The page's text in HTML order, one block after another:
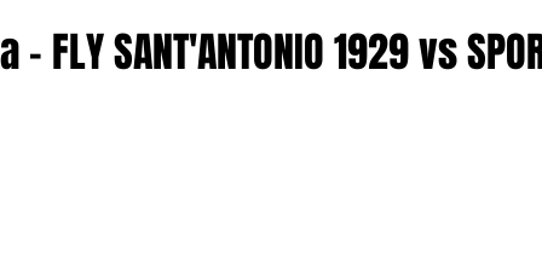
FLY SANT'ANTONIO 1929 vs